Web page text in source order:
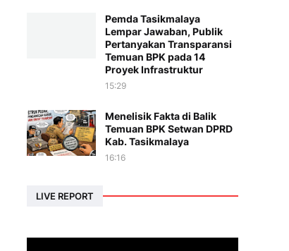
Pemda Tasikmalaya
Lempar Jawaban, Publik
Pertanyakan Transparansi
Temuan BPK pada 14
Proyek Infrastruktur
15:29
Menelisik Fakta di Balik
Temuan BPK Setwan DPRD
Kab. Tasikmalaya
16:16
LIVE REPORT